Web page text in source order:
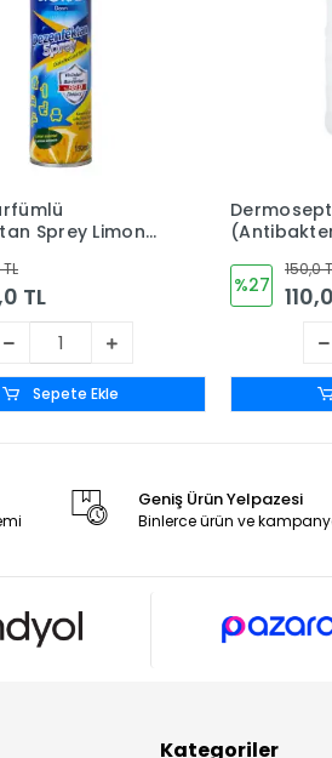
Sprey Limon
TL
Sepete Ekle
%27
150,0
Geniş Ürün Yelpazesi
Binlerce ürün ve
Kategoriler